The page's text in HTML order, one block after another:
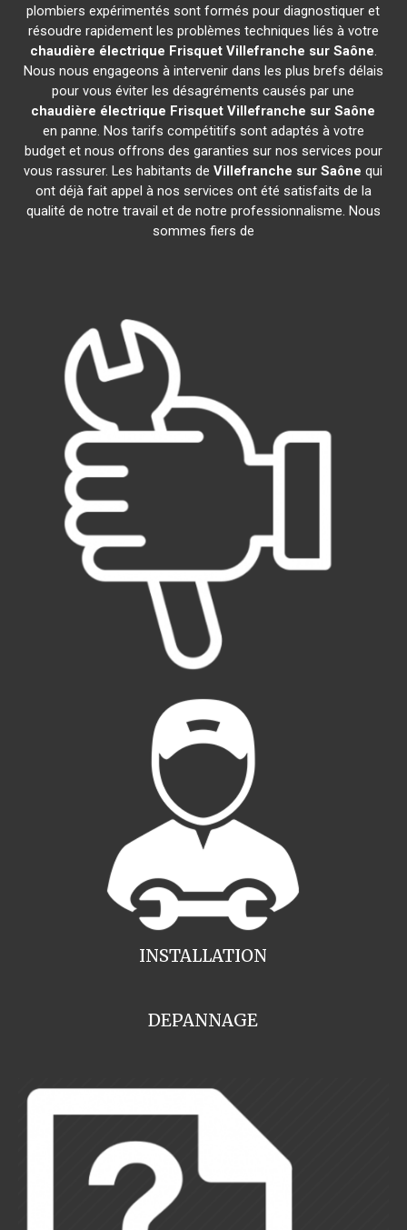
plombiers expérimentés sont formés pour diagnostiquer et
résoudre rapidement les problèmes techniques liés à votre
chaudière électrique Frisquet Villefranche sur Saône.
Nous nous engageons à intervenir dans les plus brefs délais
pour vous éviter les désagréments causés par une
chaudière électrique Frisquet Villefranche sur Saône
en panne. Nos tarifs compétitifs sont adaptés à votre
budget et nous offrons des garanties sur nos services pour
vous rassurer. Les habitants deVillefranche sur Saône qui
ont déjà fait appel à nos services ont été satisfaits de la
qualité de notre travail et de notre professionnalisme. Nous
sommes fiers de
INSTALLATION
DEPANNAGE